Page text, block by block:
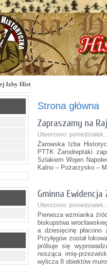
!!! Żarowska Izba Historyczna,
Strona główna
Zapraszamy na
Utworzono:
Żarowska Izba
PTTK Żarodreptaki
Szlakiem Wojen
Kalno – Pożarzysko –
Gminna Ewidencja
Utworzono:
Pierwsza wzmianka
biskupstwa
a dziesięcinę
Przyłęgów został
próbuje się
nosząca imię-
wylicza 8 obiektów